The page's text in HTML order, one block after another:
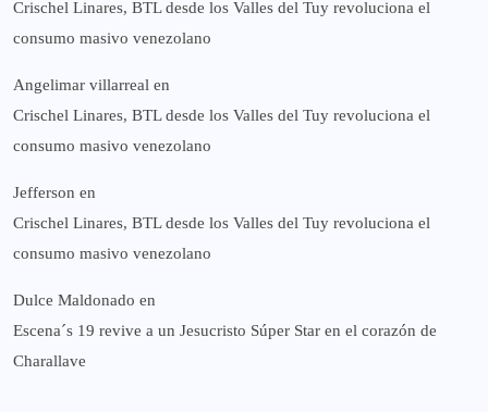
Crischel Linares, BTL desde los Valles del Tuy revoluciona el
consumo masivo venezolano
Angelimar villarreal en
Crischel Linares, BTL desde los Valles del Tuy revoluciona el
consumo masivo venezolano
Jefferson en
Crischel Linares, BTL desde los Valles del Tuy revoluciona el
consumo masivo venezolano
Dulce Maldonado en
Escena´s 19 revive a un Jesucristo Súper Star en el corazón de
Charallave